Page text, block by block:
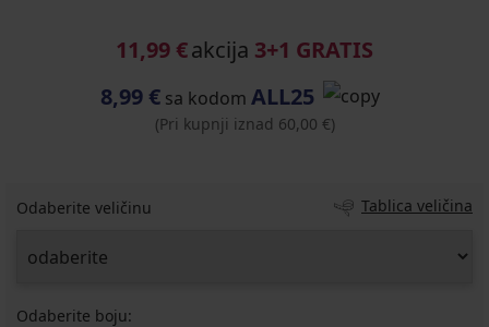
11,99 €akcija 3+1 GRATIS
8,99 € sa kodom ALL25
(Pri kupnji iznad 60,00 €)
Odaberite veličinu Tablica veličina
Odaberite boju: